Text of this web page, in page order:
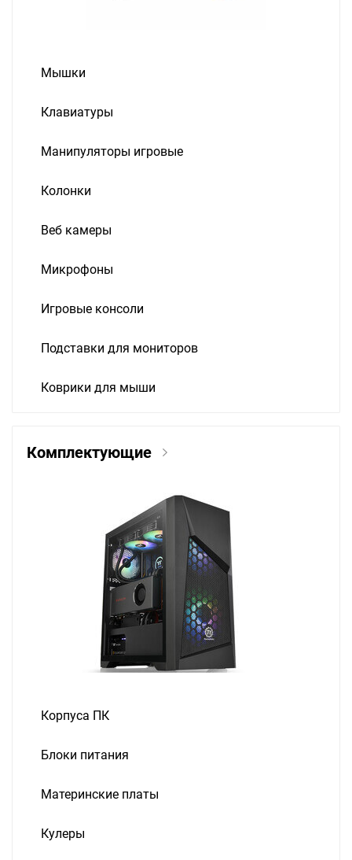
Мышки
Клавиатуры
Манипуляторы игровые
Колонки
Веб камеры
Микрофоны
Игровые консоли
Подставки для мониторов
Коврики для мыши
Комплектующие
Корпуса ПК
Блоки питания
Материнские платы
Кулеры